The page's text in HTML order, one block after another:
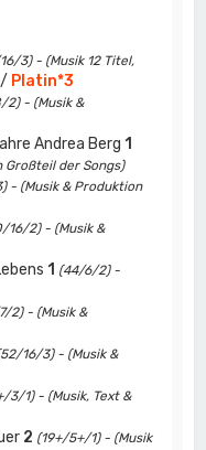
3) - (Musik 12 Titel,
Platin*3
2) - (Musik &
Andrea Berg 1
Großteil der Songs)
- (Musik & Produktion
16/2) - (Musik &
1 (44/6/2) -
2) - (Musik &
16/3) - (Musik &
3/1) - (Musik, Text &
2 (19+/5+/1) - (Musik